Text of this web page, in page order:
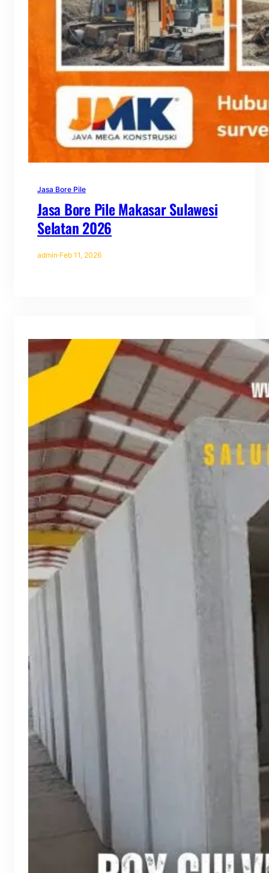
Jasa Bore Pile
Jasa Bore Pile Makasar Sulawesi
Selatan 2026
admin·Feb 11, 2026